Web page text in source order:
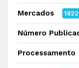
Mercados 1822
Número
Processamento